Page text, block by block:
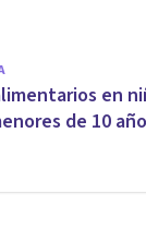
en
de 10
Y DEL